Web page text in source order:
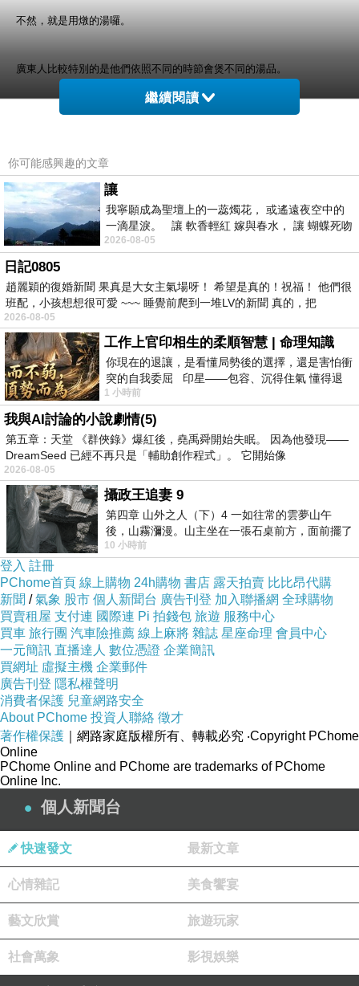
不然，就是用燉的湯囉。
廣東人比較特別的是他們依照不同的時節會煲不同的湯品。
是用真材實料下去煲出食材的精華，所以就要花比較多的時間。
一般會建議使用陶鍋去煲湯，會比用不锈鋼鍋好喝唷
今天要介紹的湯是我老公教我煲的湯。
木瓜雪耳雞腳豬腱湯
材料:熟木瓜1-3顆看大小
雪耳(白木耳):2朵左右即可
雞腳數隻
小豬腱肉港幣50元上下即可
南北杏一把
作法:
木瓜削皮去籽切塊備用，雪耳用熱水燙一下去蒂頭備用，雞腳去腳
指洗淨備用
豬腱肉切塊去血水後備用，南北杏用水洗淨備用。
水滾後加入上述材料，煲3-4小時左右，食材即會煲爛囉。
再加入適量的鹽巴提味即可。
煲湯最重要是有耐心顧火，其它的是材料要好，就可以煲出一鍋好喝又
營養的靚湯囉。
你们的苦瓜汤放什么煮？
繼續閱讀
你可能感興趣的文章
讓
我寧願成為聖壇上的一蕊燭花， 或遙遠夜空中的
一滴星淚。 讓 軟香輕紅 嫁與春水， 讓 蝴蝶死吻
夏日最後一瓣玫瑰， 讓
2026-08-05
日記0805
趙麗穎的復婚新聞 果真是大女主氣場呀！ 希望是真的！祝福！ 他們很
班配，小孩想想很可愛 ~~~ 睡覺前爬到一堆LV的新聞 真的，把
2026-08-05
工作上官印相生的柔順智慧 | 命理知識
你現在的退讓，是看懂局勢後的選擇，還是害怕衝
突的自我委屈 印星——包容、沉得住氣 懂得退
一步觀察，不會
1 小時前
我與AI討論的小說劇情(5)
第五章：天堂 《群俠錄》爆紅後，堯禹舜開始失眠。 因為他發現——
DreamSeed 已經不再只是「輔助創作程式」。 它開始像
2026-08-05
攝政王追妻 9
第四章 山外之人（下）4 一如往常的雲夢山午
後，山霧瀰漫。山主坐在一張石桌前方，面前擺了
一盤未下完的棋盤，還有一壺茶與兩只冒
10 小時前
登入 註冊
PChome首頁 線上購物 24h購物 書店 露天拍賣 比比昂代購
新聞 /氣象 股市 個人新聞台 廣告刊登 加入聯播網 全球購物
買賣租屋 支付連 國際連 Pi 拍錢包 旅遊 服務中心
買車 旅行團 汽車險推薦 線上麻將 雜誌 星座命理 會員中心
一元簡訊 直播達人 數位憑證 企業簡訊
買網址 虛擬主機 企業郵件
廣告刊登 隱私權聲明
消費者保護 兒童網路安全
About PChome 投資人聯絡 徵才
著作權保護 ｜網路家庭版權所有、轉載必究 ‧Copyright PChome
Online
PChome Online and PChome are trademarks of PChome
Online Inc.
個人新聞台
快速發文 最新文章
心情雜記 美食饗宴
藝文欣賞 旅遊玩家
社會萬象 影視娛樂